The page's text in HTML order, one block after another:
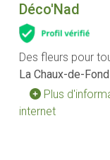
Déco'Nad
Des fleurs pour
La Chaux-de-
Plus
internet